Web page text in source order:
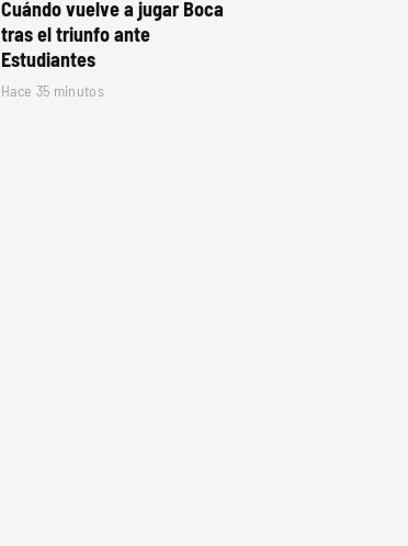
Cuándo vuelve a jugar Boca
tras el triunfo ante
Estudiantes
Hace 35 minutos